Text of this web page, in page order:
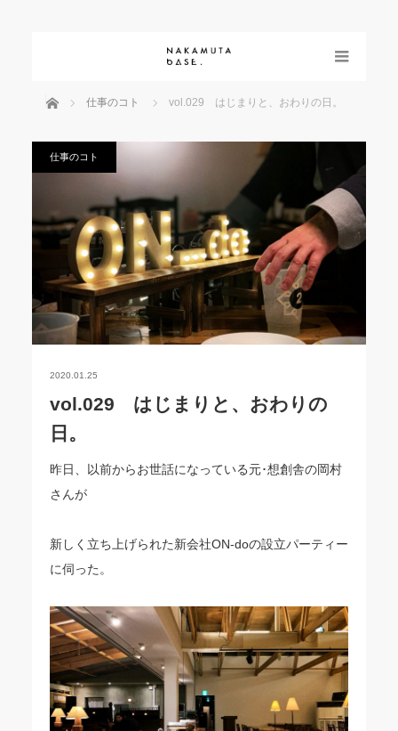
ホーム 仕事のコト vol.029 はじまりと、おわりの日。
仕事のコト
2020.01.25
vol.029 はじまりと、おわりの
日。
昨日、以前からお世話になっている元･想創舎の岡村
さんが
新しく立ち上げられた新会社ON-doの設立パーティー
に伺った。